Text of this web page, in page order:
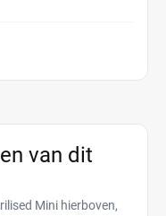
van dit
Mini hierboven,